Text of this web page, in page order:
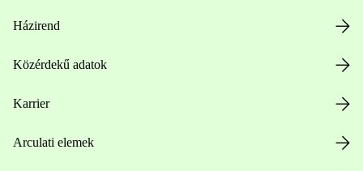
Házirend
Közérdekű adatok
Karrier
Arculati elemek